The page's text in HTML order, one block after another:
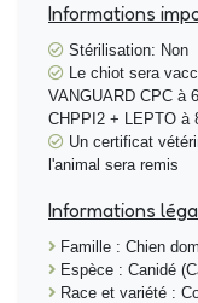
Informations
Stérilisation: Non
Le chiot sera
VANGUARD CPC à
CHPPI2 + LEPTO à
Un certificat
l'animal sera remis
Informations
Famille : Chien
Espèce : Canidé
Race et variété :